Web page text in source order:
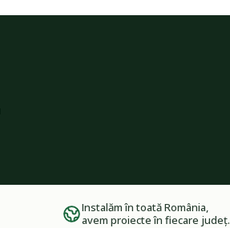
Instalăm în toată România,
avem proiecte în fiecare județ.